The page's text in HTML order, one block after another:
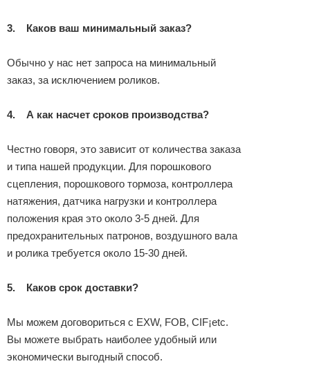
3. Каков ваш минимальный заказ?
Обычно у нас нет запроса на минимальный
заказ, за ​​исключением роликов.
4. А как насчет сроков производства?
Честно говоря, это зависит от количества заказа
и типа нашей продукции. Для порошкового
сцепления, порошкового тормоза, контроллера
натяжения, датчика нагрузки и контроллера
положения края это около 3-5 дней. Для
предохранительных патронов, воздушного вала
и ролика требуется около 15-30 дней.
5. Каков срок доставки?
Мы можем договориться с EXW, FOB, CIF¡etc.
Вы можете выбрать наиболее удобный или
экономически выгодный способ.